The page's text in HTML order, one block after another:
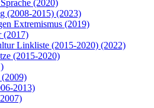
(2020)
(2008-2015) (2023)
Extremismus (2019)
(2017)
Linkliste (2015-2020) (2022)
(2015-2020)
(2009)
2013)